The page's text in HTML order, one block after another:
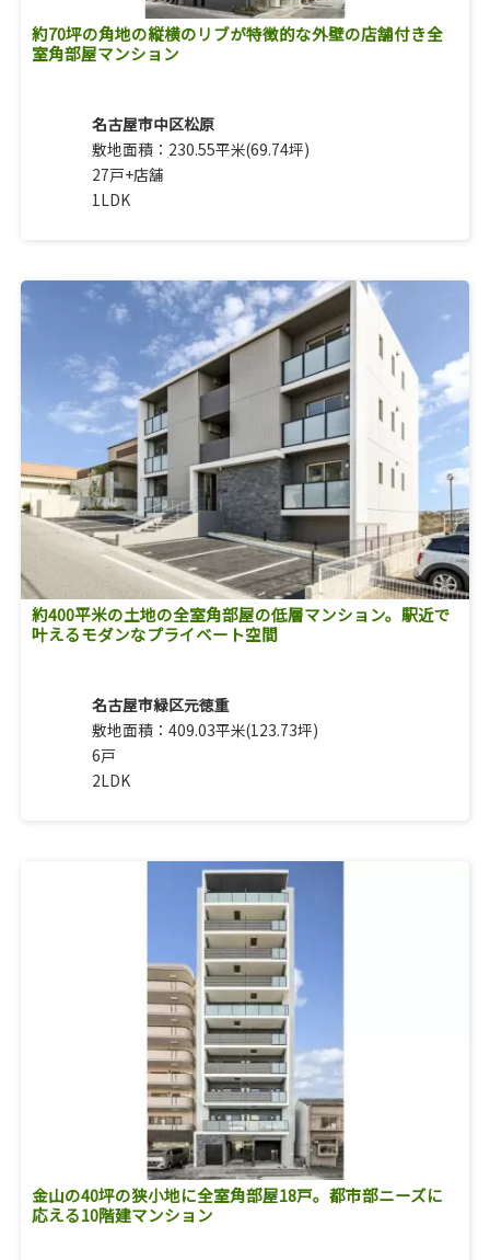
約70坪の角地の縦横のリブが特徴的な外壁の店舗付き全
室角部屋マンション
名古屋市中区松原
敷地面積：230.55平米(69.74坪)
27戸+店舗
1LDK
約400平米の土地の全室角部屋の低層マンション。駅近で
叶えるモダンなプライベート空間
名古屋市緑区元徳重
敷地面積：409.03平米(123.73坪)
6戸
2LDK
金山の40坪の狭小地に全室角部屋18戸。都市部ニーズに
応える10階建マンション